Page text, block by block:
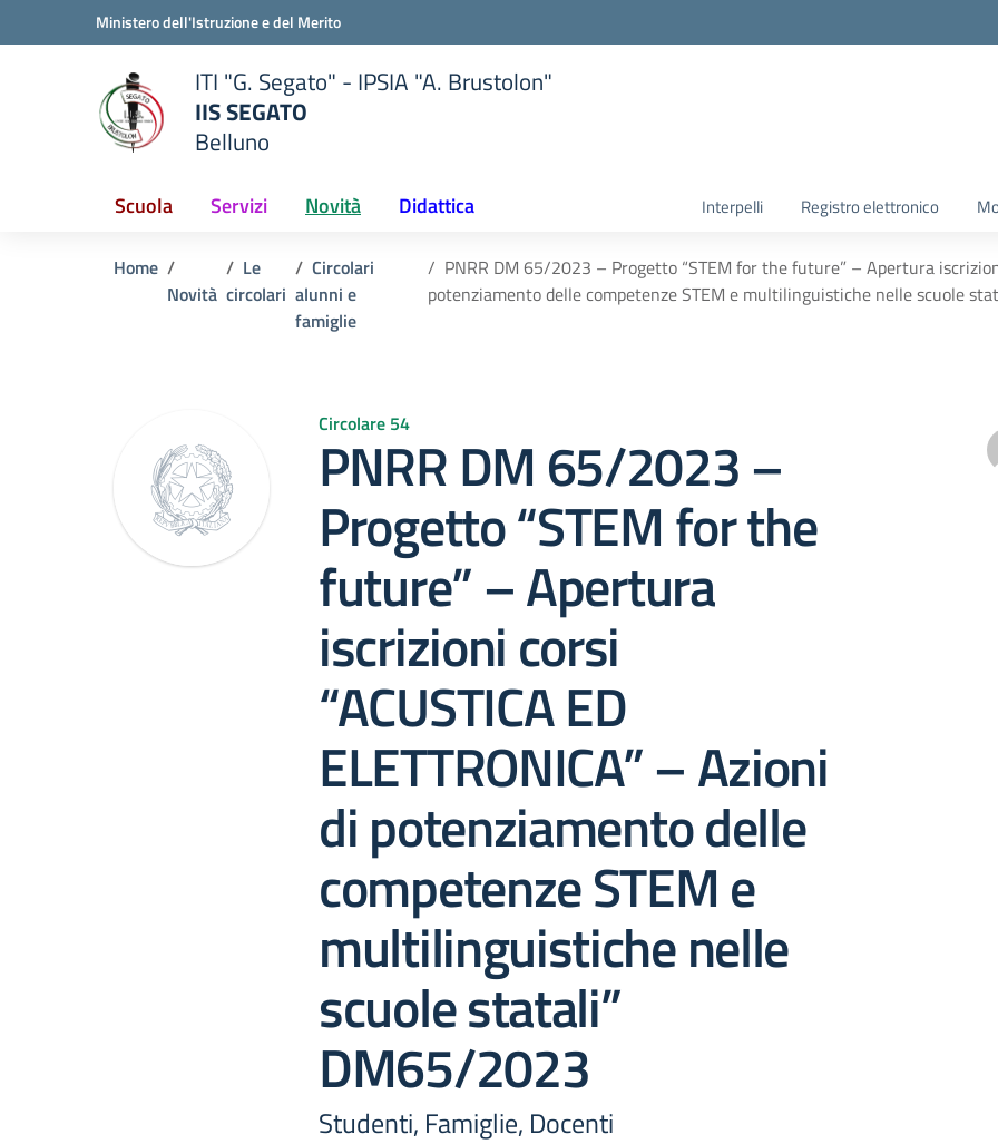
Vai ai contenuti
Vai al menu di navigazioneMinistero dell'Istruzione e del Merito
scuola
ITI "G. Segato" - IPSIA "A. Brustolon"
IIS SEGATO
Belluno
Scuola Servizi Novità Didattica Interpelli Registro elettronico
Home
Novità
Le
circolari
Circolari
alunni e
famiglie
PNRR DM 65/2023 – Progetto “STEM for the future” – Apertura
potenziamento delle competenze STEM e multilinguistiche nelle scuole
Circolare 54
PNRR DM 65/2023 –
Progetto “STEM for the
future” – Apertura
iscrizioni corsi
“ACUSTICA ED
ELETTRONICA” – Azioni
di potenziamento delle
competenze STEM e
multilinguistiche nelle
scuole statali”
DM65/2023
Studenti, Famiglie, Docenti